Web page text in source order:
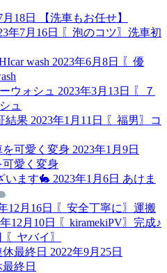
18日
【洗車もお任せ】
年7月16日
〖泡のコツ〗洗車初
2023年6月8日
〖優
2023年3月13日
〖７
ュ
2023年1月11日
〖福男〗コ
2023年1月9日
可愛く変身
2023年1月6日 あけま
12月16日
〖安全丁寧に〗運搬
12月10日
〖kiramekiPV〗完成♪
〖ヤバイ〗
2022年9月25日
最終日